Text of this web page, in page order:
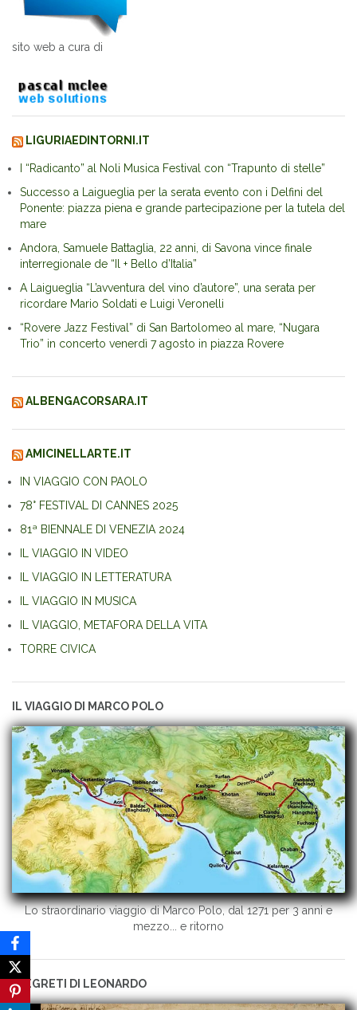
sito web a cura di
LIGURIAEDINTORNI.IT
I “Radicanto” al Noli Musica Festival con “Trapunto di stelle”
Successo a Laigueglia per la serata evento con i Delfini del
Ponente: piazza piena e grande partecipazione per la tutela del
mare
Andora, Samuele Battaglia, 22 anni, di Savona vince finale
interregionale de “Il + Bello d’Italia”
A Laigueglia “L’avventura del vino d’autore”, una serata per
ricordare Mario Soldati e Luigi Veronelli
“Rovere Jazz Festival” di San Bartolomeo al mare, “Nugara
Trio” in concerto venerdì 7 agosto in piazza Rovere
ALBENGACORSARA.IT
AMICINELLARTE.IT
IN VIAGGIO CON PAOLO
78° FESTIVAL DI CANNES 2025
81ª BIENNALE DI VENEZIA 2024
IL VIAGGIO IN VIDEO
IL VIAGGIO IN LETTERATURA
IL VIAGGIO IN MUSICA
IL VIAGGIO, METAFORA DELLA VITA
TORRE CIVICA
IL VIAGGIO DI MARCO POLO
Lo straordinario viaggio di Marco Polo, dal 1271 per 3 anni e
mezzo... e ritorno
I SEGRETI DI LEONARDO